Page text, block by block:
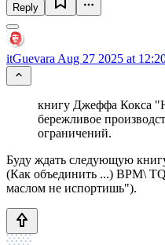
Reply
itGuevara Aug 27 2025 at
книгу Джеффа Кокса
бережливое
ограничений.
Буду ждать следующую
(Как объединить ...) BPM\
маслом не испортишь").